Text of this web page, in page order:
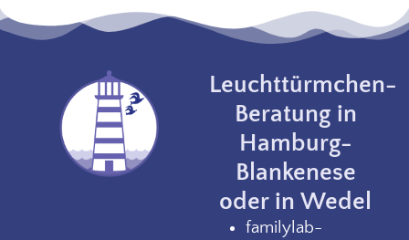
Leuchttürmchen-
Beratung in
Hamburg-
Blankenese
oder in Wedel
familylab-